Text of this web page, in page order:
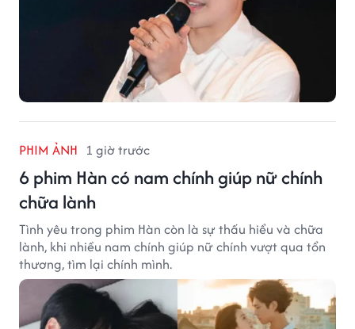
PHIM ẢNH 1 giờ trước
6 phim Hàn có nam chính giúp nữ chính
chữa lành
Tình yêu trong phim Hàn còn là sự thấu hiểu và chữa
lành, khi nhiều nam chính giúp nữ chính vượt qua tổn
thương, tìm lại chính mình.